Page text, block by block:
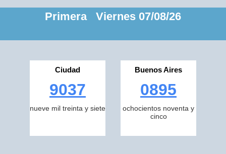
Primera Viernes 07/08/26
Ciudad
9037
nueve mil treinta y siete
Buenos Aires
0895
ochocientos noventa y
cinco